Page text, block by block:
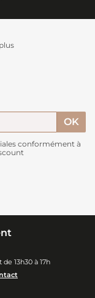
conformément à
13h30 à 17h